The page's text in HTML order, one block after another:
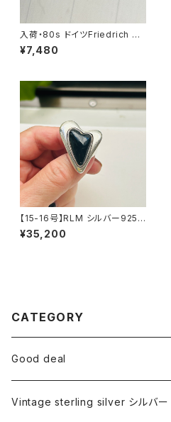
入荷・80s ドイツFriedrich Bi
nder OLD stock ショートチェ
ーン（バラ売り）
¥7,480
【15-16号】RLM シルバー925
BIG オニキスハートリング
¥35,200
CATEGORY
Good deal
Vintage sterling silver シルバー